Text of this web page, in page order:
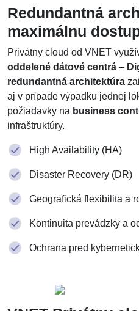
Redundantná
maximálnu
Privátny cloud od VNET
oddelené dátové centrá –
redundantná architektúra
aj v prípade výpadku jednej
požiadavky na business
infraštruktúry.
High Availability (HA)
Disaster Recovery (DR)
Geografická flexibilita a
Kontinuita prevádzky a
Ochrana pred